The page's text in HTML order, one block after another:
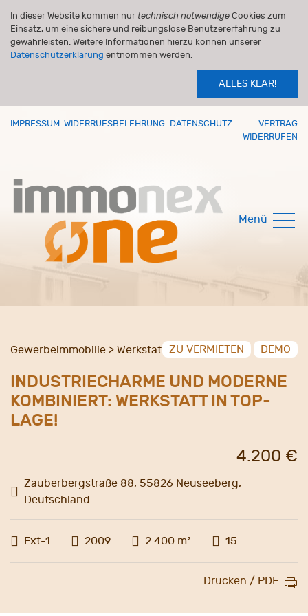
In dieser Website kommen nur technisch notwendige Cookies zum
Einsatz, um eine sichere und reibungslose Benutzererfahrung zu
gewährleisten. Weitere Informationen hierzu können unserer
Datenschutzerklärung entnommen werden.
ALLES KLAR!
IMPRESSUM WIDERRUFSBELEHRUNG DATENSCHUTZ
VERTRAG
WIDERRUFEN
Menü
Gewerbeimmobilie > Werkstatt ZU VERMIETEN DEMO
INDUSTRIECHARME UND MODERNE
KOMBINIERT: WERKSTATT IN TOP-
LAGE!
Zauberbergstraße 88, 55826 Neuseeberg,
Deutschland
4.200 €
Ext-1 2009 2.400 m² 15
Drucken / PDF